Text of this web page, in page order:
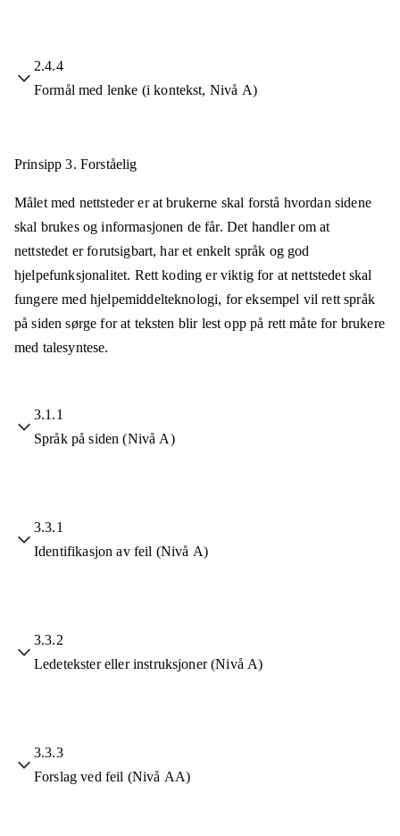
2.4.4
Formål med lenke (i kontekst, Nivå A)
Prinsipp 3. Forståelig
Målet med nettsteder er at brukerne skal forstå hvordan sidene
skal brukes og informasjonen de får. Det handler om at
nettstedet er forutsigbart, har et enkelt språk og god
hjelpefunksjonalitet. Rett koding er viktig for at nettstedet skal
fungere med hjelpemiddelteknologi, for eksempel vil rett språk
på siden sørge for at teksten blir lest opp på rett måte for brukere
med talesyntese.
3.1.1
Språk på siden (Nivå A)
3.3.1
Identifikasjon av feil (Nivå A)
3.3.2
Ledetekster eller instruksjoner (Nivå A)
3.3.3
Forslag ved feil (Nivå AA)